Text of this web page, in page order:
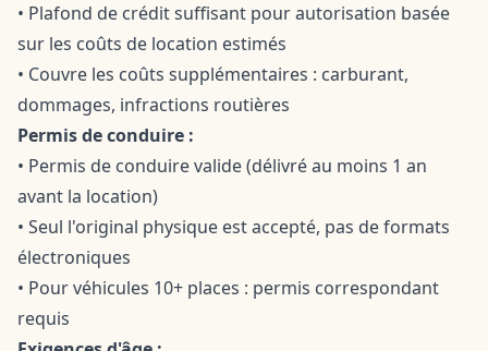
• Plafond de crédit suffisant pour autorisation basée
sur les coûts de location estimés
• Couvre les coûts supplémentaires : carburant,
dommages, infractions routières
Permis de conduire :
• Permis de conduire valide (délivré au moins 1 an
avant la location)
• Seul l'original physique est accepté, pas de formats
électroniques
• Pour véhicules 10+ places : permis correspondant
requis